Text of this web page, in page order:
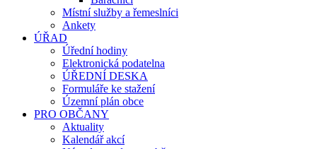
Místní služby a řemeslníci
Ankety
ÚŘAD
Úřední hodiny
Elektronická podatelna
ÚŘEDNÍ DESKA
Formuláře ke stažení
Územní plán obce
PRO OBČANY
Aktuality
Kalendář akcí